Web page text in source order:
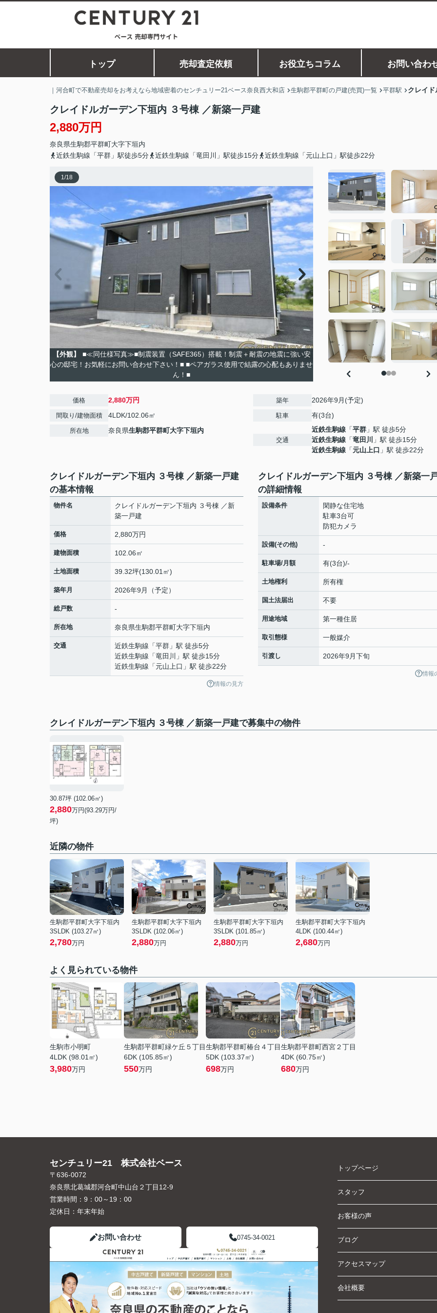
トップ 売却査定依頼 お役立ちコラム お問い合わ
｜河合町で不動産売却をお考えなら地域密着のセンチュリー21ベース奈良西大和店 生駒郡平群町の戸建(売買)一覧 平群駅 クレイ
クレイドルガーデン下垣内 ３号棟 ／新築一戸建
2,880万円
奈良県生駒郡平群町大字下垣内
近鉄生駒線「平群」駅徒歩5分
近鉄生駒線「竜田川」駅徒歩15分 近鉄生駒線「元山上口」駅徒歩22分
1/18
【外観】
■≪同仕様写真≫■制震装置（SAFE365）搭載！制震＋耐震の地震に強い安
心の邸宅！お気軽にお問い合わせ下さい！■ ■ペアガラス使用で結露の心配もありませ
ん！■
価格 2,880万円
間取り/建物面積 4LDK/102.06㎡
所在地 奈良県生駒郡平群町大字下垣内
築年 2026年9月(予定)
駐車 有(3台)
交通
近鉄生駒線 「平群 」駅 徒歩5分
近鉄生駒線 「竜田川
」駅 徒歩15分
近鉄生駒線 「元山上口 」駅 徒歩22分
クレイドルガーデン下垣内 ３号棟 ／新築一戸建
の基本情報
物件名
クレイドルガーデン下垣内 ３号棟 ／新
築一戸建
価格 2,880万円
建物面積 102.06㎡
土地面積 39.32坪(130.01㎡)
築年月 2026年9月（予定）
総戸数 -
所在地 奈良県生駒郡平群町大字下垣内
交通 近鉄生駒線 「平群 」駅 徒歩5分
近鉄生駒線 「竜田川
」駅 徒歩15分
近鉄生駒線 「元山上口 」駅 徒歩22分
情報の見方
クレイドルガーデン下垣内 ３号棟 ／新築一
の詳細情報
設備条件
閑静な住宅地
駐車3台可
防犯カメラ
設備(その他) -
駐車場/月額 有(3台)/-
土地権利 所有権
国土法届出 不要
用途地域 第一種住居
取引態様 一般媒介
引渡し 2026年9月下旬
情報
クレイドルガーデン下垣内 ３号棟 ／新築一戸建で募集中の物件
30.87坪 (102.06㎡)
2,880万円(93.29万円/
坪)
近隣の物件
生駒郡平群町大字下垣内
3SLDK (103.27㎡)
2,780万円
生駒郡平群町大字下垣内
3SLDK (102.06㎡)
2,880万円
生駒郡平群町大字下垣内
3SLDK (101.85㎡)
2,880万円
生駒郡平群町大字下垣内
4LDK (100.44㎡)
2,680万円
よく見られている物件
生駒市小明町
4LDK (98.01㎡)
3,980万円
生駒郡平群町緑ケ丘５丁目
6DK (105.85㎡)
550万円
生駒郡平群町椿台４丁目
5DK (103.37㎡)
698万円
生駒郡平群町西宮２丁目
4DK (60.75㎡)
680万円
センチュリー21 株式会社ベース
〒636-0072
奈良県北葛城郡河合町中山台２丁目12-9
営業時間： 9：00～19：00
定休日： 年末年始
お問い合わせ 0745-34-0021
トップページ
スタッフ
お客様の声
ブログ
アクセスマップ
会社概要